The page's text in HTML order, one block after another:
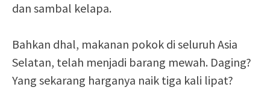
dan sambal kelapa.
Bahkan dhal, makanan pokok di seluruh Asia
Selatan, telah menjadi barang mewah. Daging?
Yang sekarang harganya naik tiga kali lipat?